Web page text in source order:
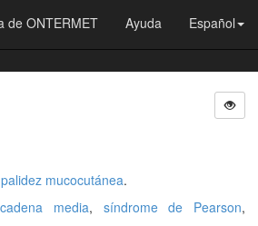
de ONTERMET Ayuda Español
palidez mucocutánea.
media, síndrome de Pearson,